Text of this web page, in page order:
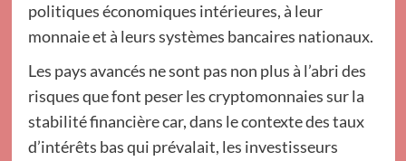
politiques économiques intérieures, à leur
monnaie et à leurs systèmes bancaires nationaux.
Les pays avancés ne sont pas non plus à l’abri des
risques que font peser les cryptomonnaies sur la
stabilité financière car, dans le contexte des taux
d’intérêts bas qui prévalait, les investisseurs